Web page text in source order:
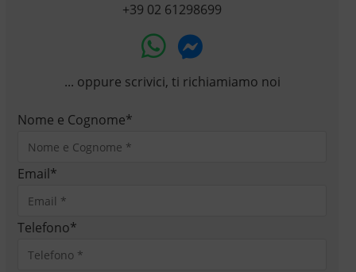
+39 02 61298699
... oppure scrivici, ti richiamiamo noi
Nome e Cognome*
Email*
Telefono*